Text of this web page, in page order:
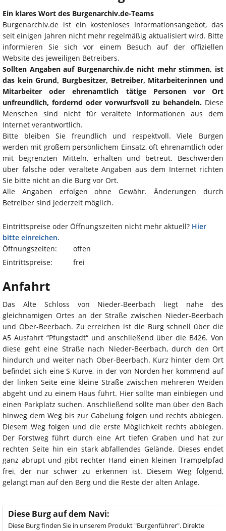
Ein klares Wort des Burgenarchiv.de-Teams
Burgenarchiv.de ist ein kostenloses Informationsangebot, das
seit einigen Jahren nicht mehr regelmäßig aktualisiert wird. Bitte
informieren Sie sich vor einem Besuch auf der offiziellen
Website des jeweiligen Betreibers.
Sollten Angaben auf Burgenarchiv.de nicht mehr stimmen, ist
das kein Grund, Burgbesitzer, Betreiber, Mitarbeiterinnen und
Mitarbeiter oder ehrenamtlich tätige Personen vor Ort
unfreundlich, fordernd oder vorwurfsvoll zu behandeln. Diese
Menschen sind nicht für veraltete Informationen aus dem
Internet verantwortlich.
Bitte bleiben Sie freundlich und respektvoll. Viele Burgen
werden mit großem persönlichem Einsatz, oft ehrenamtlich oder
mit begrenzten Mitteln, erhalten und betreut. Beschwerden
über falsche oder veraltete Angaben aus dem Internet richten
Sie bitte nicht an die Burg vor Ort.
Alle Angaben erfolgen ohne Gewähr. Änderungen durch
Betreiber sind jederzeit möglich.
Eintrittspreise oder Öffnungszeiten nicht mehr aktuell? Hier
bitte einreichen.
Öffnungszeiten:
offen
Eintrittspreise:
frei
Anfahrt
Das Alte Schloss von Nieder-Beerbach liegt nahe des
gleichnamigen Ortes an der Straße zwischen Nieder-Beerbach
und Ober-Beerbach. Zu erreichen ist die Burg schnell über die
A5 Ausfahrt “Pfungstadt“ und anschließend über die B426. Von
diese geht eine Straße nach Nieder-Beerbach, durch den Ort
hindurch und weiter nach Ober-Beerbach. Kurz hinter dem Ort
befindet sich eine S-Kurve, in der von Norden her kommend auf
der linken Seite eine kleine Straße zwischen mehreren Weiden
abgeht und zu einem Haus führt. Hier sollte man einbiegen und
einen Parkplatz suchen. Anschließend sollte man über den Bach
hinweg dem Weg bis zur Gabelung folgen und rechts abbiegen.
Diesem Weg folgen und die erste Möglichkeit rechts abbiegen.
Der Forstweg führt durch eine Art tiefen Graben und hat zur
rechten Seite hin ein stark abfallendes Gelände. Dieses endet
ganz abrupt und gibt rechter Hand einen kleinen Trampelpfad
frei, der nur schwer zu erkennen ist. Diesem Weg folgend,
gelangt man auf den Berg und die Reste der alten Anlage.
Diese Burg auf dem Navi:
Diese Burg finden Sie in unserem Produkt "Burgenführer". Direkte